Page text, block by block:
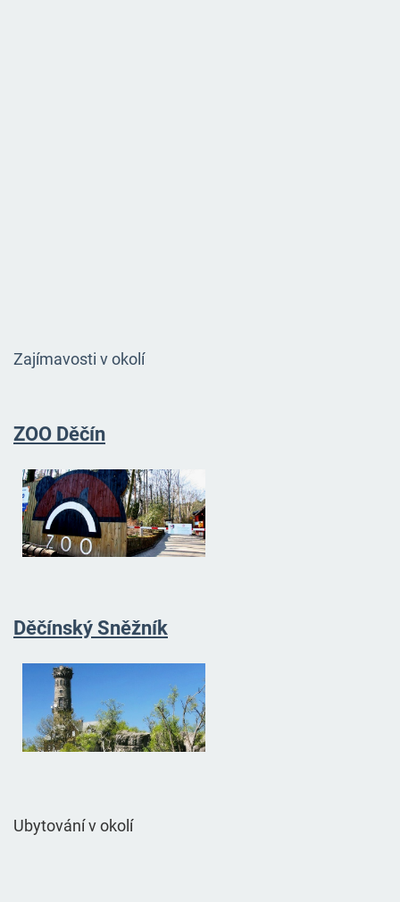
Zajímavosti v okolí
ZOO Děčín
Děčínský Sněžník
Ubytování v okolí